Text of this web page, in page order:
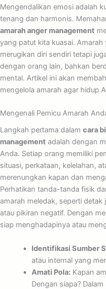
Mengendalikan emosi adalah
tenang dan harmonis.
amarah anger management
yang patut kita kuasai.
merugikan diri sendiri tetapi
dengan orang lain, bahkan
mental. Artikel ini akan
mengelola amarah agar hidup
Mengenali Pemicu Amarah
Langkah pertama dalam cara
management adalah dengan
Anda. Setiap orang memiliki
situasi, perkataan, kelelahan,
merenungkan kapan dan
Perhatikan tanda-tanda fisik
amarah meledak, seperti
atau pikiran negatif. Dengan
siap menghadapinya atau
Identifikasi Sumber
atau internal yang
Amati Pola:Kapan
Dengan siapa? Dalam